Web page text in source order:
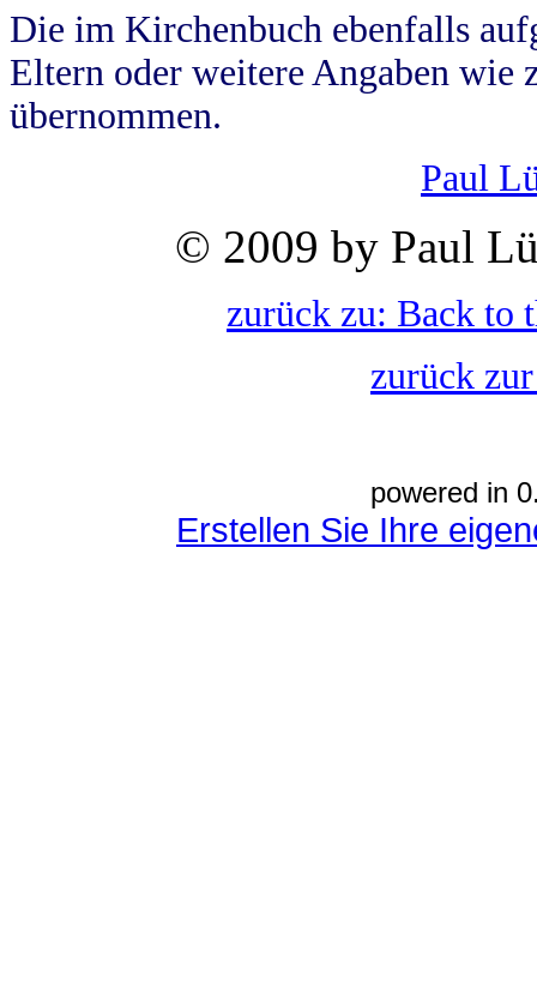
Die im Kirchenbuch ebenfalls
Eltern oder weitere Angaben wie
übernommen.
Paul
© 2009 by Paul
zurück zu: Back to
zurück
powered in
Erstellen Sie Ihre